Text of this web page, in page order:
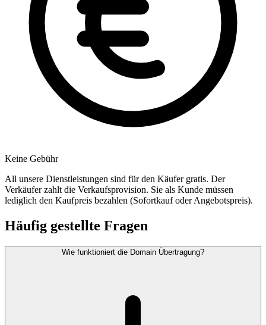
Keine Gebühr
All unsere Dienstleistungen sind für den Käufer gratis. Der
Verkäufer zahlt die Verkaufsprovision. Sie als Kunde müssen
lediglich den Kaufpreis bezahlen (Sofortkauf oder Angebotspreis).
Häufig gestellte Fragen
Wie funktioniert die Domain Übertragung?